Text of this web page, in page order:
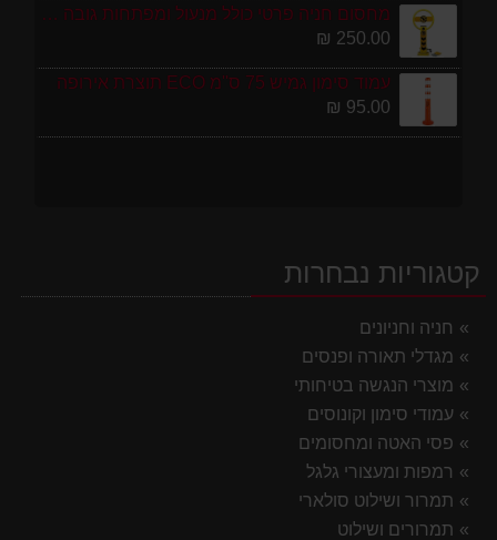
מחסום חניה פרטי כולל מנעול ומפתחות גובה 70 ס"מ
250.00 ₪
עמוד סימון גמיש 75 ס''מ ECO תוצרת אירופה
95.00 ₪
קטגוריות נבחרות
חניה וחניונים
מגדלי תאורה ופנסים
מוצרי הנגשה בטיחותי
עמודי סימון וקונוסים
פסי האטה ומחסומים
רמפות ומעצורי גלגל
תמרור ושילוט סולארי
תמרורים ושילוט